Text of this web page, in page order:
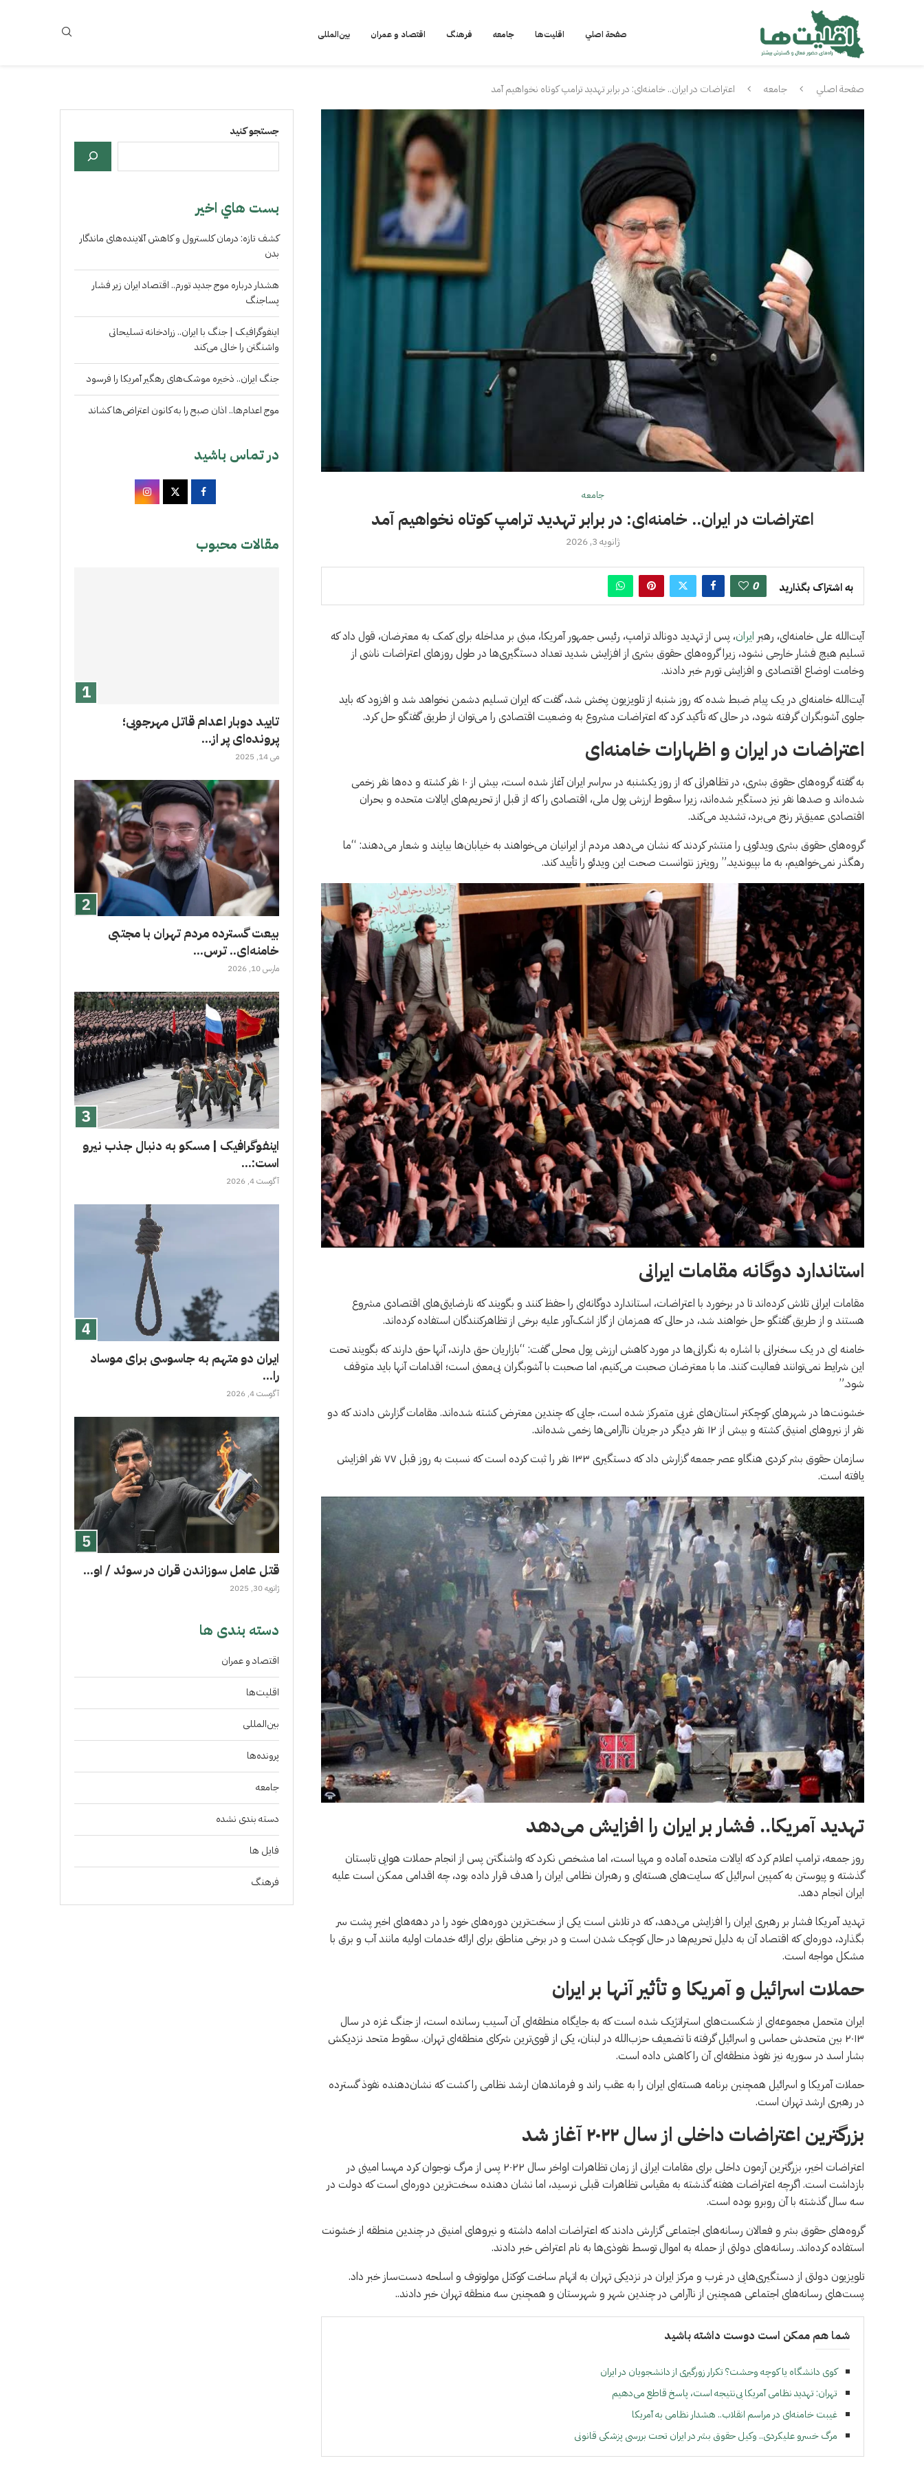
صفحة اصلي اقلیت‌ها جامعه فرهنگ اقتصاد و عمران بین‌المللی
صفحة اصلي جامعه اعتراضات در ایران.. خامنه‌ای: در برابر تهدید ترامپ کوتاه نخواهیم آمد
جامعه
اعتراضات در ایران.. خامنه‌ای: در برابر تهدید ترامپ کوتاه نخواهیم آمد
ژانویه 3, 2026
به اشتراک بگذارید 0
آیت‌الله علی خامنه‌ای، رهبر ایران، پس از تهدید دونالد ترامپ، رئیس جمهور آمریکا، مبنی بر مداخله برای کمک به معترضان، قول داد که
تسلیم هیچ فشار خارجی نشود، زیرا گروه‌های حقوق بشری از افزایش شدید تعداد دستگیری‌ها در طول روزهای اعتراضات ناشی از
وخامت اوضاع اقتصادی و افزایش تورم خبر دادند.
آیت‌الله خامنه‌ای در یک پیام ضبط شده که روز شنبه از تلویزیون پخش شد، گفت که ايران تسلیم دشمن نخواهد شد و افزود که باید
جلوی آشوبگران گرفته شود، در حالی که تأکید کرد که اعتراضات مشروع به وضعیت اقتصادی را می‌توان از طریق گفتگو حل کرد.
اعتراضات در ایران و اظهارات خامنه‌ای
به گفته گروه‌های حقوق بشری، در تظاهراتی که از روز یکشنبه در سراسر ایران آغاز شده است، بیش از ۱۰ نفر کشته و ده‌ها نفر زخمی
شده‌اند و صدها نفر نیز دستگیر شده‌اند، زیرا سقوط ارزش پول ملی، اقتصادی را که از قبل از تحریم‌های ایالات متحده و بحران
اقتصادی عمیق‌تر رنج می‌برد، تشدید می‌کند.
گروه‌های حقوق بشری ویدئویی را منتشر کردند که نشان می‌دهد مردم از ایرانیان می‌خواهند به خیابان‌ها بیایند و شعار می‌دهند: “ما
رهگذر نمی‌خواهیم، ​​به ما بپیوندید.” رویترز نتوانست صحت این ویدئو را تأیید کند.
استاندارد دوگانه مقامات ایرانی
مقامات ایرانی تلاش کرده‌اند تا در برخورد با اعتراضات، استاندارد دوگانه‌ای را حفظ کنند و بگویند که نارضایتی‌های اقتصادی مشروع
هستند و از طریق گفتگو حل خواهند شد، در حالی که همزمان از گاز اشک‌آور علیه برخی از تظاهرکنندگان استفاده کرده‌اند.
خامنه ای در یک سخنرانی با اشاره به نگرانی‌ها در مورد کاهش ارزش پول محلی گفت: “بازاریان حق دارند، آنها حق دارند که بگویند تحت
این شرایط نمی‌توانند فعالیت کنند. ما با معترضان صحبت می‌کنیم، اما صحبت با آشوبگران بی‌معنی است؛ اقدامات آنها باید متوقف
شود.”
خشونت‌ها در شهرهای کوچکتر استان‌های غربی متمرکز شده است، جایی که چندین معترض کشته شده‌اند. مقامات گزارش دادند که دو
نفر از نیروهای امنیتی کشته و بیش از ۱۲ نفر دیگر در جریان ناآرامی‌ها زخمی شده‌اند.
سازمان حقوق بشر کردی هنگاو عصر جمعه گزارش داد که دستگیری ۱۳۳ نفر را ثبت کرده است که نسبت به روز قبل ۷۷ نفر افزایش
یافته است.
تهدید آمریکا.. فشار بر ایران را افزایش می‌دهد
روز جمعه، ترامپ اعلام کرد که ایالات متحده آماده و مهیا است، اما مشخص نکرد که واشنگتن پس از انجام حملات هوایی تابستان
گذشته و پیوستن به کمپین اسرائیل که سایت‌های هسته‌ای و رهبران نظامی ایران را هدف قرار داده بود، چه اقدامی ممکن است علیه
ایران انجام دهد.
تهدید آمریکا فشار بر رهبری ایران را افزایش می‌دهد، که در تلاش است یکی از سخت‌ترین دوره‌های خود را در دهه‌های اخیر پشت سر
بگذارد، دوره‌ای که اقتصاد آن به دلیل تحریم‌ها در حال کوچک شدن است و در برخی مناطق برای ارائه خدمات اولیه مانند آب و برق با
مشکل مواجه است.
حملات اسرائیل و آمریکا و تأثیر آنها بر ایران
ایران متحمل مجموعه‌ای از شکست‌های استراتژیک شده است که به جایگاه منطقه‌ای آن آسیب رسانده است، از جنگ غزه در سال
۲۰۱۳ بین متحدش حماس و اسرائیل گرفته تا تضعیف حزب‌الله در لبنان، یکی از قوی‌ترین شرکای منطقه‌ای تهران. سقوط متحد نزدیکش
بشار اسد در سوریه نیز نفوذ منطقه‌ای آن را کاهش داده است.
حملات آمریکا و اسرائیل همچنین برنامه هسته‌ای ایران را به عقب راند و فرماندهان ارشد نظامی را کشت که نشان‌دهنده نفوذ گسترده
در رهبری ارشد تهران است.
بزرگترین اعتراضات داخلی از سال ۲۰۲۲ آغاز شد
اعتراضات اخیر، بزرگترین آزمون داخلی برای مقامات ایرانی از زمان تظاهرات اواخر سال ۲۰۲۲ پس از مرگ نوجوان کرد مهسا امینی در
بازداشت است. اگرچه اعتراضات هفته گذشته به مقیاس تظاهرات قبلی نرسید، اما نشان دهنده سخت‌ترین دوره‌ای است که دولت در
سه سال گذشته با آن روبرو بوده است.
گروه‌های حقوق بشر و فعالان رسانه‌های اجتماعی گزارش دادند که اعتراضات ادامه داشته و نیروهای امنیتی در چندین منطقه از خشونت
استفاده کرده‌اند. رسانه‌های دولتی از حمله به اموال توسط نفوذی‌ها به نام اعتراض خبر دادند.
تلویزیون دولتی از دستگیری‌هایی در غرب و مرکز ایران در نزدیکی تهران به اتهام ساخت کوکتل مولوتوف و اسلحه دست‌ساز خبر داد.
پست‌های رسانه‌های اجتماعی همچنین از ناآرامی در چندین شهر و شهرستان و همچنین سه منطقه تهران خبر دادند..
شما هم ممکن است دوست داشته باشید
کوی دانشگاه یا کوچه وحشت؟ تکرار زورگیری از دانشجویان در ايران
تهران: تهدید نظامی آمریکا بی‌نتیجه است، پاسخ قاطع می‌دهیم
غیبت خامنه‌ای در مراسم انقلاب.. هشدار نظامی به آمریکا
مرگ خسرو علیکردی.. وکیل حقوق بشر در ایران تحت بررسی پزشکی قانونی
جستجو کنید
بست هاي اخير
کشف تازه: درمان کلسترول و کاهش آلاینده‌های ماندگار
بدن
هشدار درباره موج جدید تورم.. اقتصاد ایران زیر فشار
پساجنگ
اینفوگرافیک | جنگ با ایران.. زرادخانه تسلیحاتی
واشنگتن را خالی می‌کند
جنگ ایران.. ذخیره موشک‌های رهگیر آمریکا را فرسود
موج اعدام‌ها.. اذان صبح را به کانون اعتراض‌ها کشاند
در تماس باشید
مقالات محبوب
تایید دوبار اعدام قاتل مهرجویی؛
پرونده‌ای پر از...
می 14, 2025
بیعت گسترده مردم تهران با مجتبی
خامنه‌ای.. ترس...
مارس 10, 2026
اینفوگرافیک | مسکو به دنبال جذب نیرو
است:...
آگوست 4, 2026
ایران دو متهم به جاسوسی برای موساد
را...
آگوست 4, 2026
قتل عامل سوزاندن قران در سوئد / او...
ژانویه 30, 2025
دسته بندی ها
اقتصاد و عمران
اقلیت‌ها
بین‌المللی
پرونده‌ها
جامعه
دسته بندی نشده
فايل ها
فرهنگ